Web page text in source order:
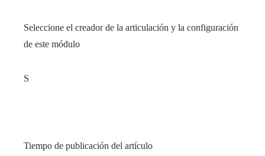
Seleccione el creador de la articulación y la configuración
de este módulo
S
Tiempo de publicación del artículo